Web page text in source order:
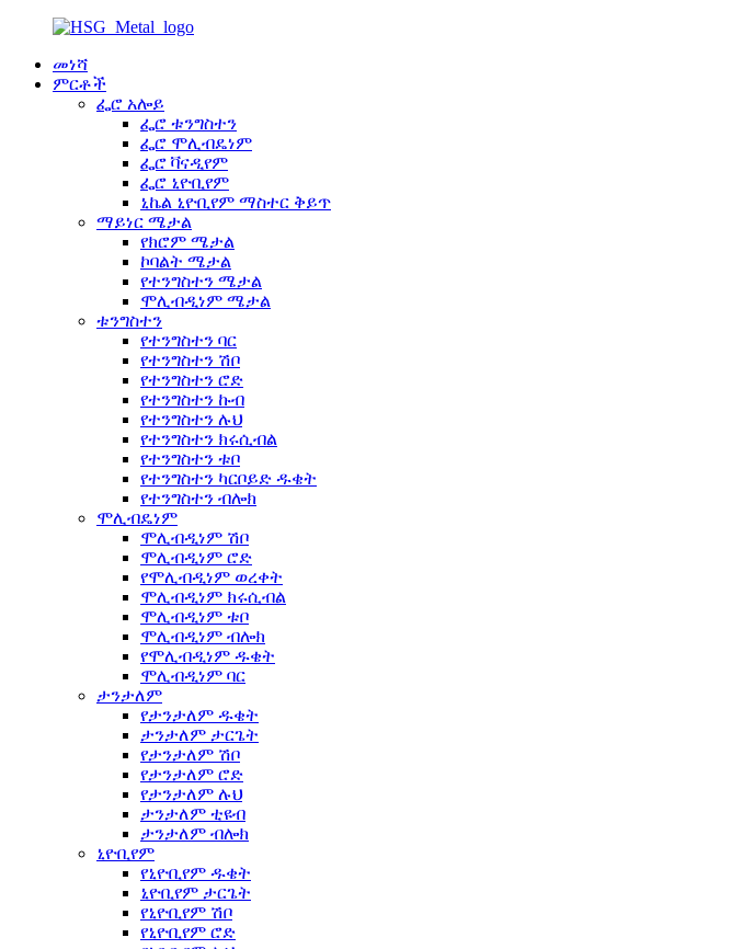
መነሻ
ምርቶች
ፌሮ አሎይ
ፌሮ ቱንግስተን
ፌሮ ሞሊብዴነም
ፌሮ ቫናዲየም
ፌሮ ኒዮቢየም
ኒኬል ኒዮቢየም ማስተር ቅይጥ
ማይነር ሜታል
የክሮም ሜታል
ኮባልት ሜታል
የተንግስተን ሜታል
ሞሊብዲነም ሜታል
ቱንግስተን
የተንግስተን ባር
የተንግስተን ሽቦ
የተንግስተን ሮድ
የተንግስተን ኩብ
የተንግስተን ሉህ
የተንግስተን ክሩሲብል
የተንግስተን ቱቦ
የተንግስተን ካርቦይድ ዱቄት
የተንግስተን ብሎክ
ሞሊብዴነም
ሞሊብዲነም ሽቦ
ሞሊብዲነም ሮድ
የሞሊብዲነም ወረቀት
ሞሊብዲነም ክሩሲብል
ሞሊብዲነም ቱቦ
ሞሊብዲነም ብሎክ
የሞሊብዲነም ዱቄት
ሞሊብዲነም ባር
ታንታለም
የታንታለም ዱቄት
ታንታለም ታርጌት
የታንታለም ሽቦ
የታንታለም ሮድ
የታንታለም ሉህ
ታንታለም ቲዩብ
ታንታለም ብሎክ
ኒዮቢየም
የኒዮቢየም ዱቄት
ኒዮቢየም ታርጌት
የኒዮቢየም ሽቦ
የኒዮቢየም ሮድ